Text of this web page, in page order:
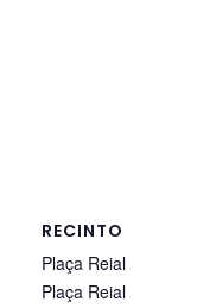
RECINTO
Plaça Reial
Plaça Reial